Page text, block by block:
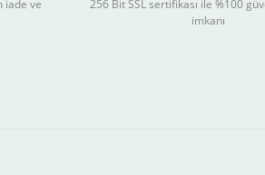
aşağıdaki adımları takip ederek peşin
iade ve
256 Bit SSL sertifikası ile %100
imkanı